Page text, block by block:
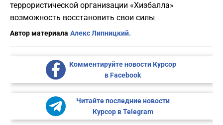
террористической организации «Хизбалла»
возможность восстановить свои силы
Автор материала Алекс Липницкий.
Комментируйте новости Курсор
в Facebook
Читайте последние новости
Курсор в Telegram